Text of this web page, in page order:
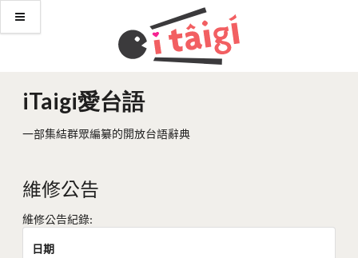
iTaigi愛台語
一部集結群眾編纂的開放台語辭典
維修公告
維修公告紀錄:
日期